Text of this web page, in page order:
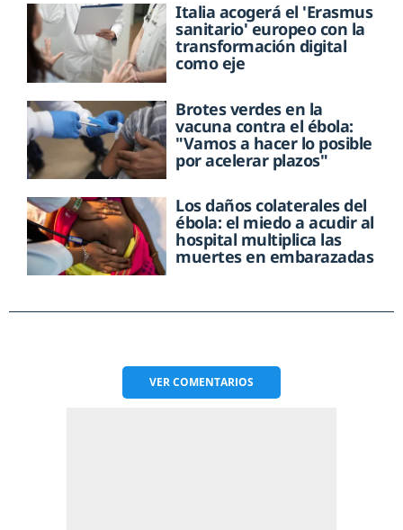
Italia acogerá el 'Erasmus
sanitario' europeo con la
transformación digital
como eje
Brotes verdes en la
vacuna contra el ébola:
"Vamos a hacer lo posible
por acelerar plazos"
Los daños colaterales del
ébola: el miedo a acudir al
hospital multiplica las
muertes en embarazadas
VERCOMENTARIOS